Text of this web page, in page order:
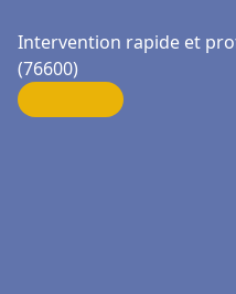
Intervention rapide et
(76600)